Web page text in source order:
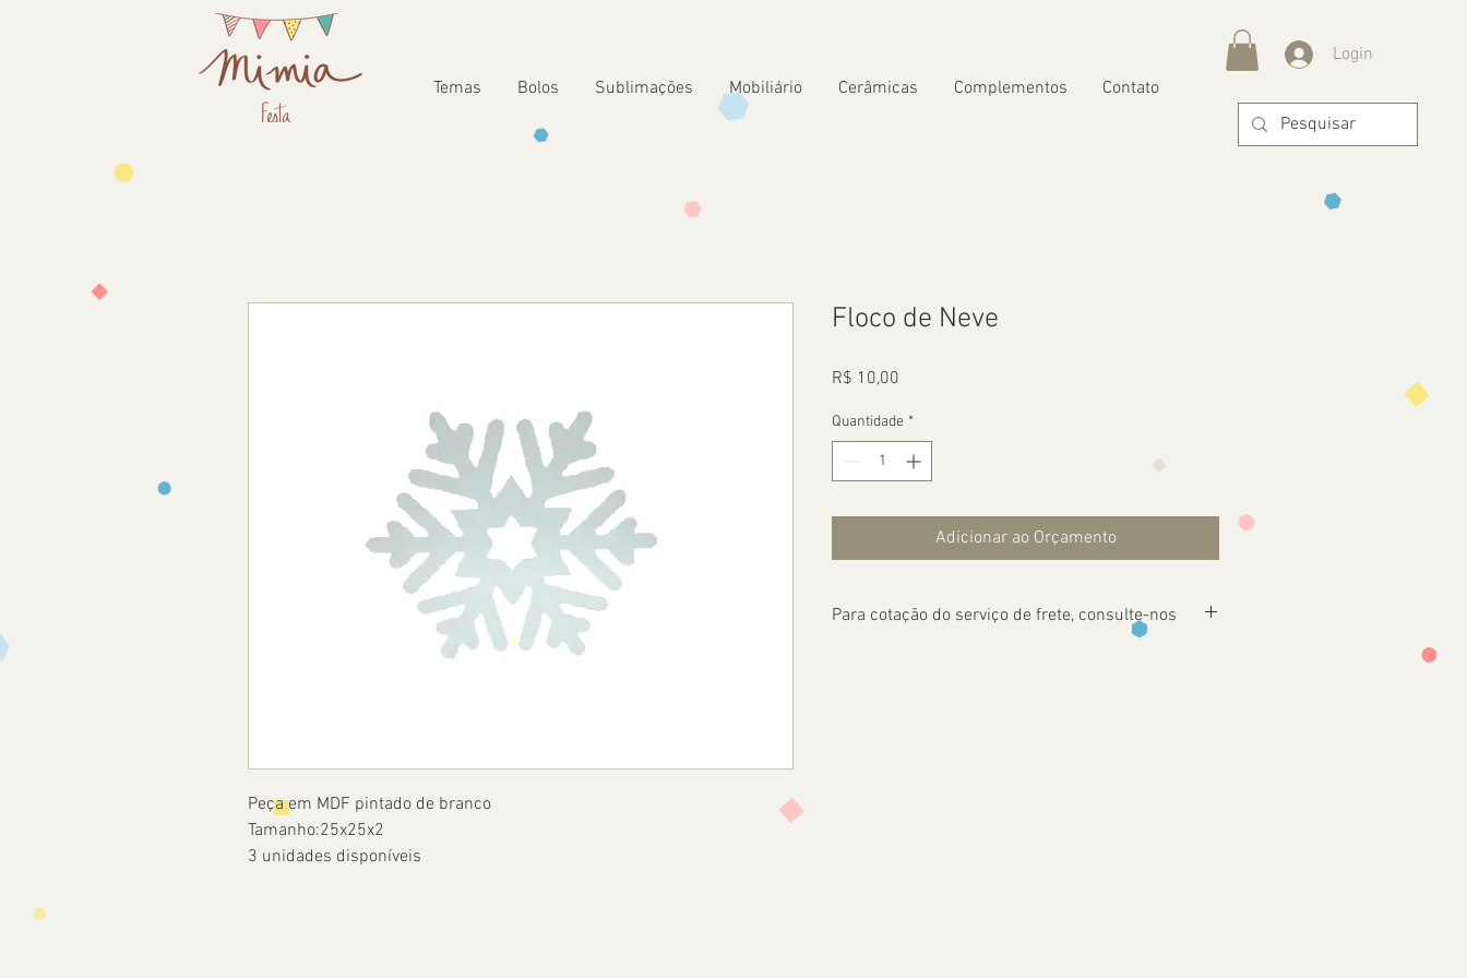
Temas Bolos Sublimações Mobiliário Cerâmicas Complementos Contato
Login
Peça em MDF pintado de branco
Tamanho:25x25x2
3 unidades disponíveis
Floco de Neve
R$ 10,00
Quantidade *
Adicionar ao Orçamento
Para cotação do serviço de frete, consulte-nos